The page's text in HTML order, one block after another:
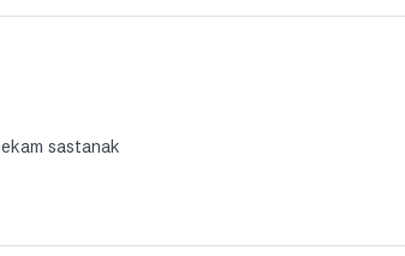
sastanak